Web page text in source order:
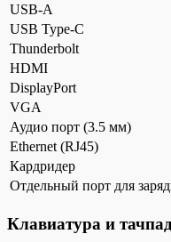
USB-A
USB Type-C
Thunderbolt
HDMI
DisplayPort
VGA
Аудио порт (3.5 мм)
Ethernet (RJ45)
Кардридер
Отдельный порт для
Клавиатура и тачпад